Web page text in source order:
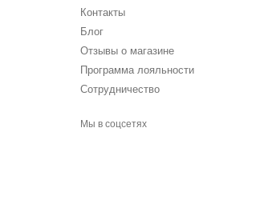
Контакты
Блог
Отзывы о магазине
Программа лояльности
Сотрудничество
Мы в соцсетях